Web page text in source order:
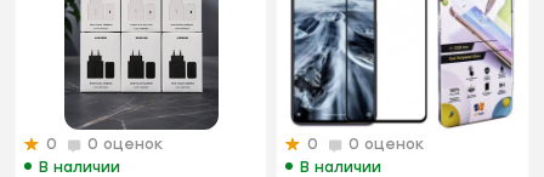
0
0 оценок
В наличии
0
0 оценок
В наличии